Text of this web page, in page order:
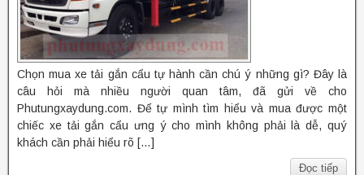
Chọn mua xe tải gắn cẩu tự hành cần chú ý những gì? Đây là
câu hỏi mà nhiều người quan tâm, đã gửi về cho
Phutungxaydung.com. Để tự mình tìm hiểu và mua được một
chiếc xe tải gắn cẩu ưng ý cho mình không phải là dễ, quý
khách cần phải hiểu rõ […]
Đọc tiếp